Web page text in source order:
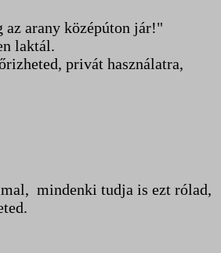
az arany középúton jár!"
laktál.
privát használatra,
mindenki tudja is ezt rólad,